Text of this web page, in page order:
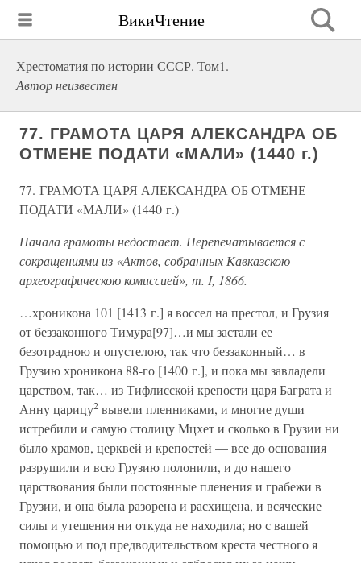
ВикиЧтение
Хрестоматия по истории СССР. Том1.
Автор неизвестен
77. ГРАМОТА ЦАРЯ АЛЕКСАНДРА ОБ
ОТМЕНЕ ПОДАТИ «МАЛИ» (1440 г.)
77. ГРАМОТА ЦАРЯ АЛЕКСАНДРА ОБ ОТМЕНЕ
ПОДАТИ «МАЛИ» (1440 г.)
Начала грамоты недостает. Перепечатывается с
сокращениями из «Актов, собранных Кавказскою
археографическою комиссией», т. I, 1866.
…хроникона 101 [1413 г.] я воссел на престол, и Грузия
от беззаконного Тимура[97]…и мы застали ее
безотрадною и опустелою, так что беззаконный… в
Грузию хроникона 88-го [1400 г.], и пока мы завладели
царством, так… из Тифлисской крепости царя Баграта и
Анну царицу2 вывели пленниками, и многие души
истребили и самую столицу Мцхет и сколько в Грузии ни
было храмов, церквей и крепостей — все до основания
разрушили и всю Грузию полонили, и до нашего
царствования были постоянные пленения и грабежи в
Грузии, и она была разорена и расхищена, и всяческие
силы и утешения ни откуда не находила; но с вашей
помощью и под предводительством креста честного я